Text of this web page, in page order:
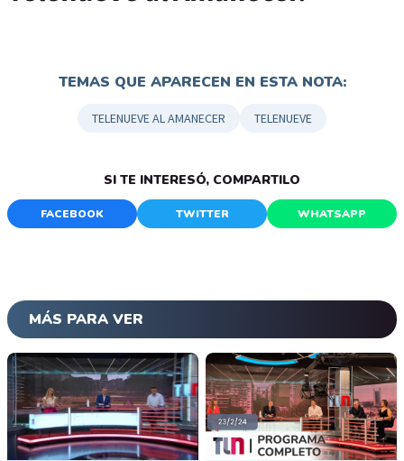
TEMAS QUE APARECEN EN ESTA NOTA:
TELENUEVE AL AMANECER TELENUEVE
SI TE INTERESÓ, COMPARTILO
FACEBOOK TWITTER WHATSAPP
MÁS PARA VER